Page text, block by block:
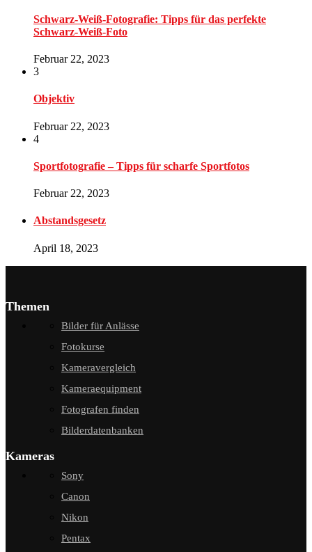
Schwarz-Weiß-Fotografie: Tipps für das perfekte
Schwarz-Weiß-Foto
Februar 22, 2023
3
Objektiv
Februar 22, 2023
4
Sportfotografie – Tipps für scharfe Sportfotos
Februar 22, 2023
Abstandsgesetz
April 18, 2023
Themen
Bilder für Anlässe
Fotokurse
Kameravergleich
Kameraequipment
Fotografen finden
Bilderdatenbanken
Kameras
Sony
Canon
Nikon
Pentax